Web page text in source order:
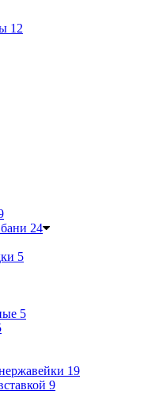
12
24
5
5
19
9